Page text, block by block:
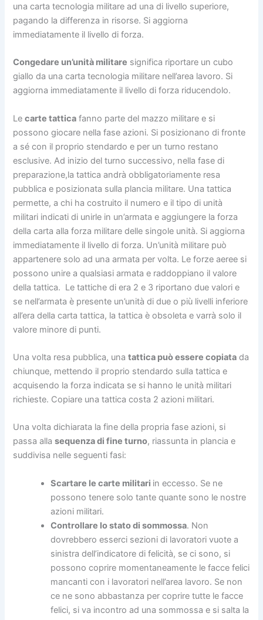
una carta tecnologia militare ad una di livello superiore,
pagando la differenza in risorse. Si aggiorna
immediatamente il livello di forza.
Congedare un’unità militare significa riportare un cubo
giallo da una carta tecnologia militare nell’area lavoro. Si
aggiorna immediatamente il livello di forza riducendolo.
Lecarte tattica fanno parte del mazzo militare e si
possono giocare nella fase azioni. Si posizionano di fronte
a sé con il proprio stendardo e per un turno restano
esclusive. Ad inizio del turno successivo, nella fase di
preparazione,la tattica andrà obbligatoriamente resa
pubblica e posizionata sulla plancia militare. Una tattica
permette, a chi ha costruito il numero e il tipo di unità
militari indicati di unirle in un’armata e aggiungere la forza
della carta alla forza militare delle singole unità. Si aggiorna
immediatamente il livello di forza. Un’unità militare può
appartenere solo ad una armata per volta. Le forze aeree si
possono unire a qualsiasi armata e raddoppiano il valore
della tattica. Le tattiche di era 2 e 3 riportano due valori e
se nell’armata è presente un’unità di due o più livelli inferiore
all’era della carta tattica, la tattica è obsoleta e varrà solo il
valore minore di punti.
Una volta resa pubblica, unatattica può essere copiata da
chiunque, mettendo il proprio stendardo sulla tattica e
acquisendo la forza indicata se si hanno le unità militari
richieste. Copiare una tattica costa 2 azioni militari.
Una volta dichiarata la fine della propria fase azioni, si
passa allasequenza di fine turno, riassunta in plancia e
suddivisa nelle seguenti fasi:
Scartare le carte militari in eccesso. Se ne
possono tenere solo tante quante sono le nostre
azioni militari.
Controllare lo stato di sommossa. Non
dovrebbero esserci sezioni di lavoratori vuote a
sinistra dell’indicatore di felicità, se ci sono, si
possono coprire momentaneamente le facce felici
mancanti con i lavoratori nell’area lavoro. Se non
ce ne sono abbastanza per coprire tutte le facce
felici, si va incontro ad una sommossa e si salta la